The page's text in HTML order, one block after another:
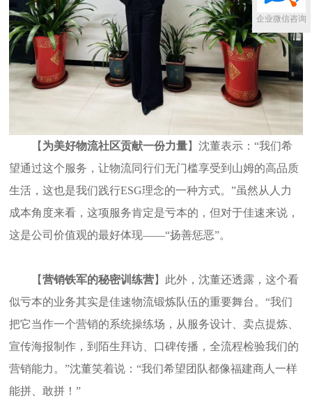
【 为美好物流社区贡献一份力量】沈董表示：“我们希
望通过这个服务，让物流同行们无门槛享受到山姆的高品质
生活，这也是我们践行ESG理念的一种方式。”虽然从人力
成本角度来看，这项服务肯定是亏本的，但对于佳速来说，
这是公司价值观的最好体现——“扬善惩恶”。
【营销铁军的秘密训练营】此外，沈董还透露，这个看
似亏本的业务其实是佳速物流锻炼队伍的重要舞台。“我们
把它当作一个营销的系统操练场，从服务设计、卖点提炼、
宣传海报制作，到陌生拜访、口碑传播，全流程检验我们的
营销能力。”沈董笑着说：“我们希望团队都像福建商人一样
能拼、敢拼！”
企业微信咨询